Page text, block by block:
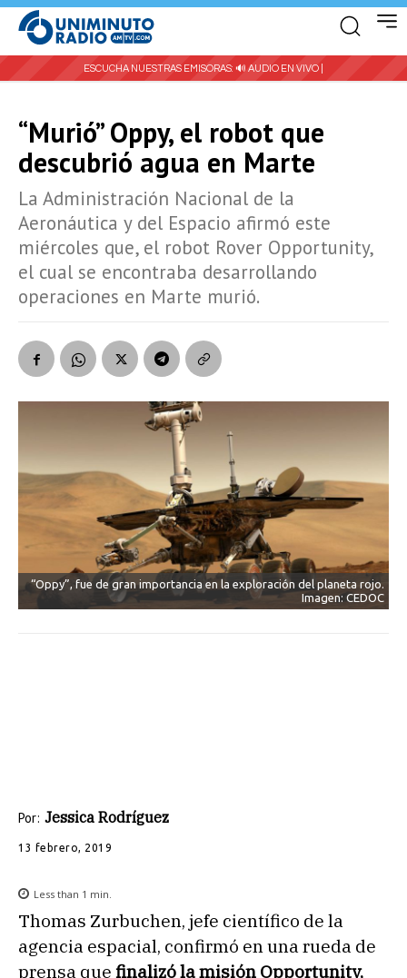
ESCUCHA NUESTRAS EMISORAS: 🔊 AUDIO EN VIVO |
“Murió” Oppy, el robot que
descubrió agua en Marte
La Administración Nacional de la
Aeronáutica y del Espacio afirmó este
miércoles que, el robot Rover Opportunity,
el cual se encontraba desarrollando
operaciones en Marte murió.
“Oppy”, fue de gran importancia en la exploración del planeta rojo.
Imagen: CEDOC
Por: Jessica Rodríguez
13 febrero, 2019
Less than 1 min.
Thomas Zurbuchen, jefe científico de la
agencia espacial, confirmó en una rueda de
prensa que finalizó la misión Opportunity,